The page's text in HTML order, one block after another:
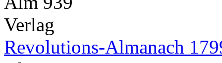
Verlag
Revolutions-Almanach